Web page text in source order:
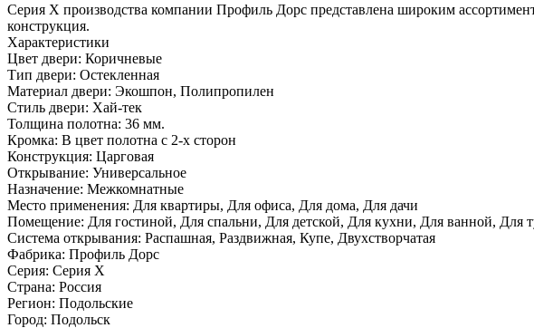
Серия Х производства компании Профиль Дорс представлена широким
конструкция.
Характеристики
Цвет двери: Коричневые
Тип двери: Остекленная
Материал двери: Экошпон, Полипропилен
Стиль двери: Хай-тек
Толщина полотна: 36 мм.
Кромка: В цвет полотна с 2-х сторон
Конструкция: Царговая
Открывание: Универсальное
Назначение: Межкомнатные
Место применения: Для квартиры, Для офиса, Для дома, Для дачи
Помещение: Для гостиной, Для спальни, Для детской, Для кухни, Для ванной, Для
Система открывания: Распашная, Раздвижная, Купе, Двухстворчатая
Фабрика: Профиль Дорс
Серия: Серия X
Страна: Россия
Регион: Подольские
Город: Подольск